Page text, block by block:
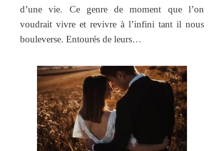
d’une vie. Ce genre de moment que l’on
voudrait vivre et revivre à l’infini tant il nous
bouleverse. Entourés de leurs…